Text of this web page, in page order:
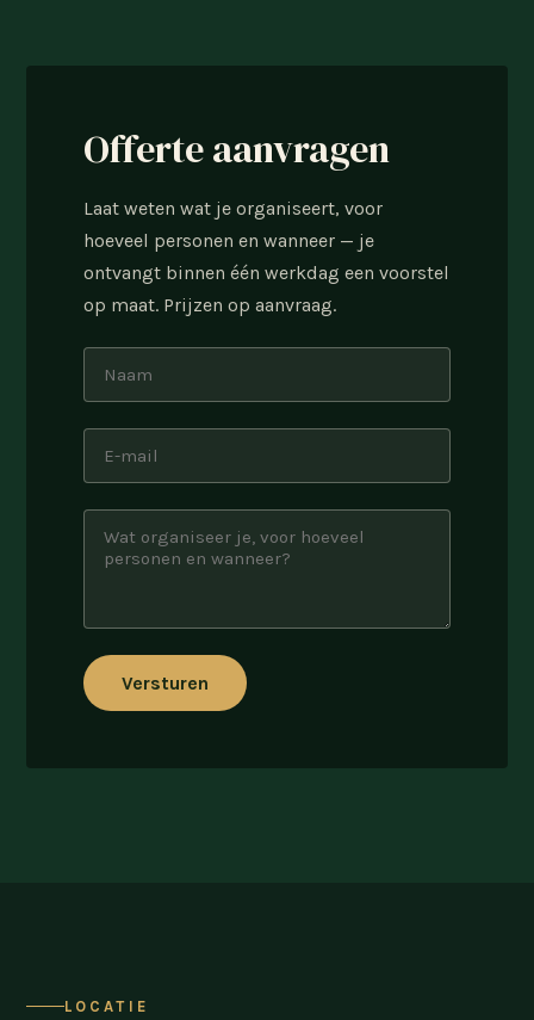
Offerte aanvragen
Laat weten wat je organiseert, voor
hoeveel personen en wanneer — je
ontvangt binnen één werkdag een voorstel
op maat. Prijzen op aanvraag.
Versturen
LOCATIE